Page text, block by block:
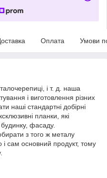
Оплата Умови
і т. д. наша
і виготовлення різних
наші стандартні добірні
планки, які
фасаду.
з того ж металу
сам основний продукт, тому